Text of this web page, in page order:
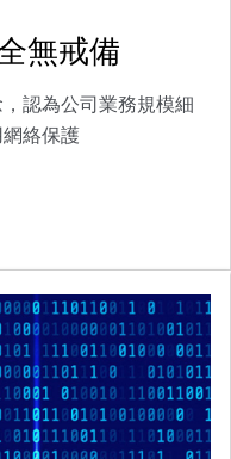
無戒備
認為公司業務規模細
絡保護